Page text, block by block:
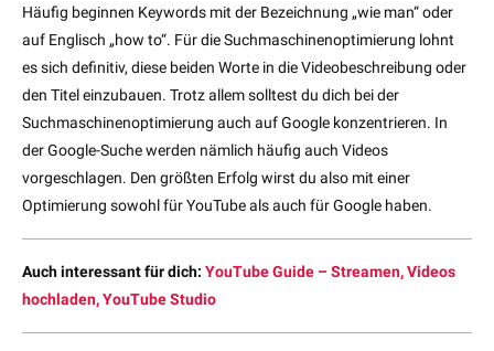
Häufig beginnen Keywords mit der Bezeichnung „wie man“ oder
auf Englisch „how to“. Für die Suchmaschinenoptimierung lohnt
es sich definitiv, diese beiden Worte in die Videobeschreibung oder
den Titel einzubauen. Trotz allem solltest du dich bei der
Suchmaschinenoptimierung auch auf Google konzentrieren. In
der Google-Suche werden nämlich häufig auch Videos
vorgeschlagen. Den größten Erfolg wirst du also mit einer
Optimierung sowohl für YouTube als auch für Google haben.
Auch interessant für dich: YouTube Guide – Streamen, Videos
hochladen, YouTube Studio